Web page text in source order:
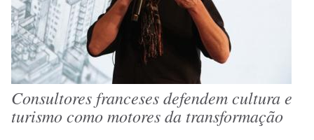
Consultores franceses defendem cultura e
turismo como motores da transformação